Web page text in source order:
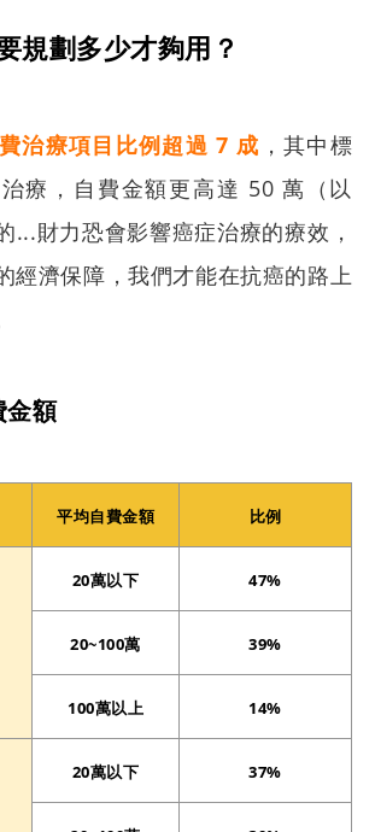
規劃多少才夠用？
治療項目比例超過 7 成 ，其中標
療，自費金額更高達 50 萬（以
...財力恐會影響癌症治療的療效，
經濟保障，我們才能在抗癌的路上
金額
平均自費金額 比例
20萬以下 47%
20~100萬 39%
100萬以上 14%
20萬以下 37%